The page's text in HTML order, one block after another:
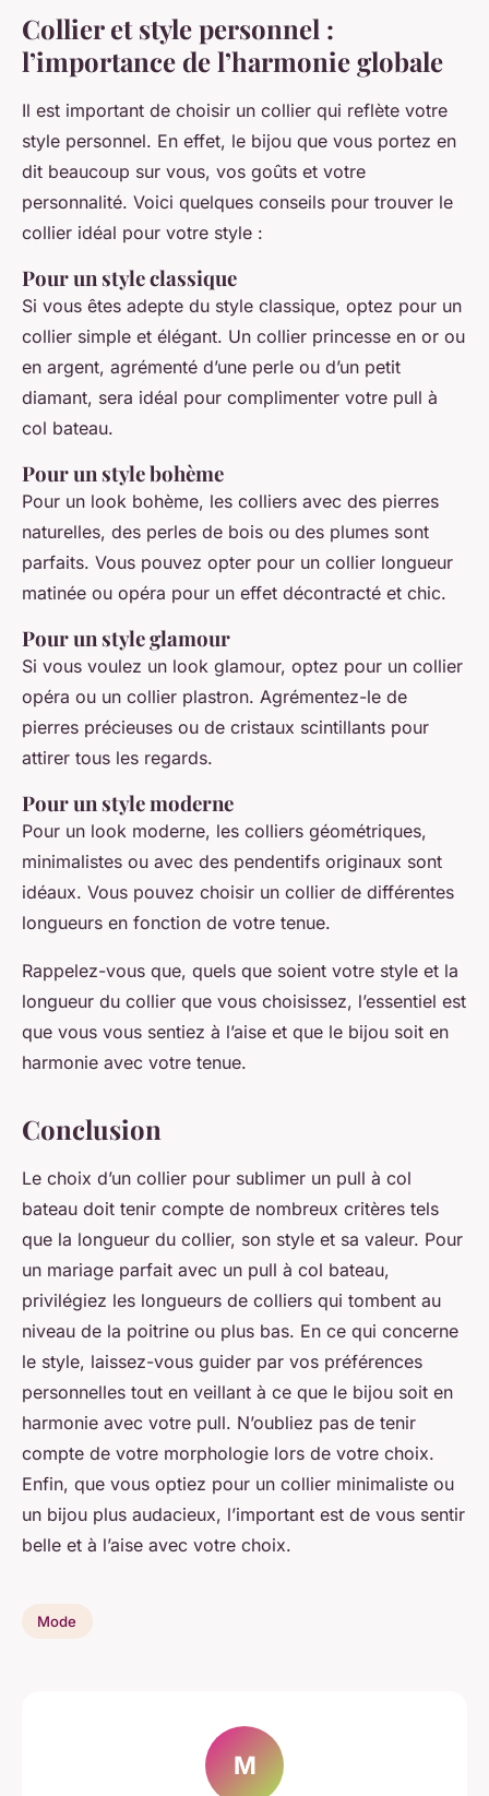
Collier et style personnel :
l’importance de l’harmonie globale
Il est important de choisir un collier qui reflète votre
style personnel. En effet, le bijou que vous portez en
dit beaucoup sur vous, vos goûts et votre
personnalité. Voici quelques conseils pour trouver le
collier idéal pour votre style :
Pour un style classique
Si vous êtes adepte du style classique, optez pour un
collier simple et élégant. Un collier princesse en or ou
en argent, agrémenté d’une perle ou d’un petit
diamant, sera idéal pour complimenter votre pull à
col bateau.
Pour un style bohème
Pour un look bohème, les colliers avec des pierres
naturelles, des perles de bois ou des plumes sont
parfaits. Vous pouvez opter pour un collier longueur
matinée ou opéra pour un effet décontracté et chic.
Pour un style glamour
Si vous voulez un look glamour, optez pour un collier
opéra ou un collier plastron. Agrémentez-le de
pierres précieuses ou de cristaux scintillants pour
attirer tous les regards.
Pour un style moderne
Pour un look moderne, les colliers géométriques,
minimalistes ou avec des pendentifs originaux sont
idéaux. Vous pouvez choisir un collier de différentes
longueurs en fonction de votre tenue.
Rappelez-vous que, quels que soient votre style et la
longueur du collier que vous choisissez, l’essentiel est
que vous vous sentiez à l’aise et que le bijou soit en
harmonie avec votre tenue.
Conclusion
Le choix d’un collier pour sublimer un pull à col
bateau doit tenir compte de nombreux critères tels
que la longueur du collier, son style et sa valeur. Pour
un mariage parfait avec un pull à col bateau,
privilégiez les longueurs de colliers qui tombent au
niveau de la poitrine ou plus bas. En ce qui concerne
le style, laissez-vous guider par vos préférences
personnelles tout en veillant à ce que le bijou soit en
harmonie avec votre pull. N’oubliez pas de tenir
compte de votre morphologie lors de votre choix.
Enfin, que vous optiez pour un collier minimaliste ou
un bijou plus audacieux, l’important est de vous sentir
belle et à l’aise avec votre choix.
Mode
M